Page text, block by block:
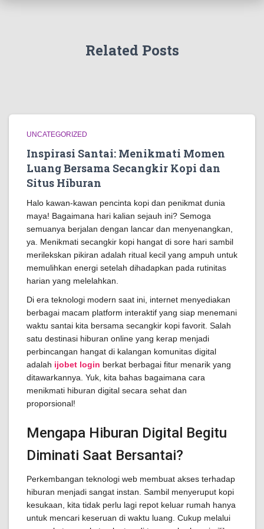
Related Posts
UNCATEGORIZED
Inspirasi Santai: Menikmati Momen
Luang Bersama Secangkir Kopi dan
Situs Hiburan
Halo kawan-kawan pencinta kopi dan penikmat dunia
maya! Bagaimana hari kalian sejauh ini? Semoga
semuanya berjalan dengan lancar dan menyenangkan,
ya. Menikmati secangkir kopi hangat di sore hari sambil
merilekskan pikiran adalah ritual kecil yang ampuh untuk
memulihkan energi setelah dihadapkan pada rutinitas
harian yang melelahkan.
Di era teknologi modern saat ini, internet menyediakan
berbagai macam platform interaktif yang siap menemani
waktu santai kita bersama secangkir kopi favorit. Salah
satu destinasi hiburan online yang kerap menjadi
perbincangan hangat di kalangan komunitas digital
adalah ijobet login berkat berbagai fitur menarik yang
ditawarkannya. Yuk, kita bahas bagaimana cara
menikmati hiburan digital secara sehat dan
proporsional!
Mengapa Hiburan Digital Begitu
Diminati Saat Bersantai?
Perkembangan teknologi web membuat akses terhadap
hiburan menjadi sangat instan. Sambil menyeruput kopi
kesukaan, kita tidak perlu lagi repot keluar rumah hanya
untuk mencari keseruan di waktu luang. Cukup melalui